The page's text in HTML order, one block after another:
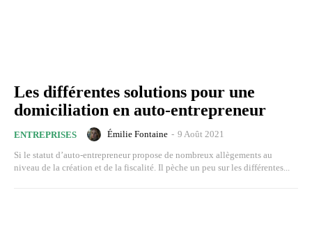
Les différentes solutions pour une
domiciliation en auto-entrepreneur
ENTREPRISES Émilie Fontaine - 9 Août 2021
Si le statut d’auto-entrepreneur propose de nombreux allègements au
niveau de la création et de la fiscalité. Il pèche un peu sur les différentes...